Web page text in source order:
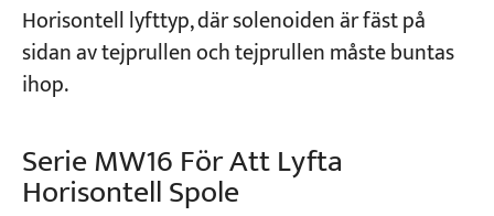
Kontakta oss
Horisontell lyfttyp, där solenoiden är fäst på
sidan av tejprullen och tejprullen måste buntas
ihop.
Serie MW16 För Att Lyfta
Horisontell Spole